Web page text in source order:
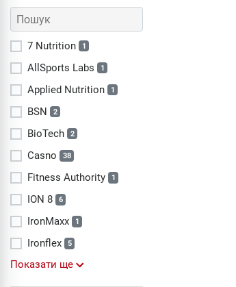
7 Nutrition 1
AllSports Labs 1
Applied Nutrition 1
BSN 2
BioTech 2
Casno 38
Fitness Authority 1
ION 8 6
IronMaxx 1
Ironflex 5
Показати ще